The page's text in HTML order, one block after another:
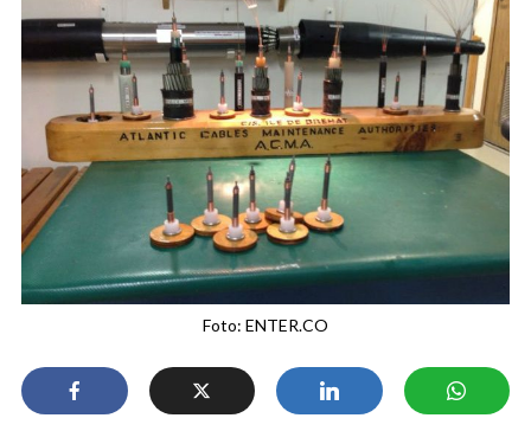
Foto: ENTER.CO